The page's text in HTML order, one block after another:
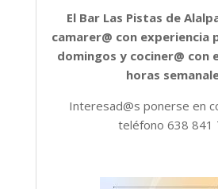
El Bar Las Pistas de
camarer@ con experiencia
domingos y cociner@ con
horas
Interesad@s ponerse en
teléfono 638 841